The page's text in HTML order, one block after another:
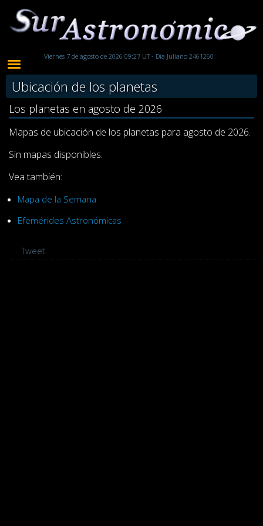
Viernes 7 de agosto de 2026 09:27 UT - Día Juliano 2461260
Ubicación de los planetas
Los planetas en agosto de 2026
Mapas de ubicación de los planetas para agosto de 2026.
Sin mapas disponibles.
Vea también:
Mapa de la Semana
Efemérides Astronómicas
Tweet